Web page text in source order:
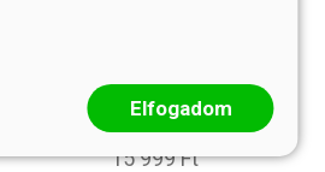
TÜRKIZ NYAKLÁNC
L méret
15 999 Ft
Elfogadom